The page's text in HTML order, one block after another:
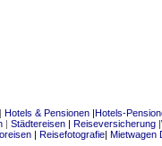
| Hotels & Pensionen |Hotels-
| Städtereisen | Reiseversicherung |
| Reisefotografie| Mietwagen